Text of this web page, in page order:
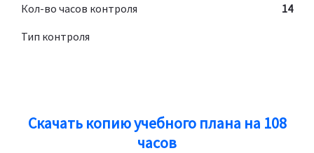
Кол-во часов контроля
14
Тип контроля
Скачать копию учебного плана на 108
часов